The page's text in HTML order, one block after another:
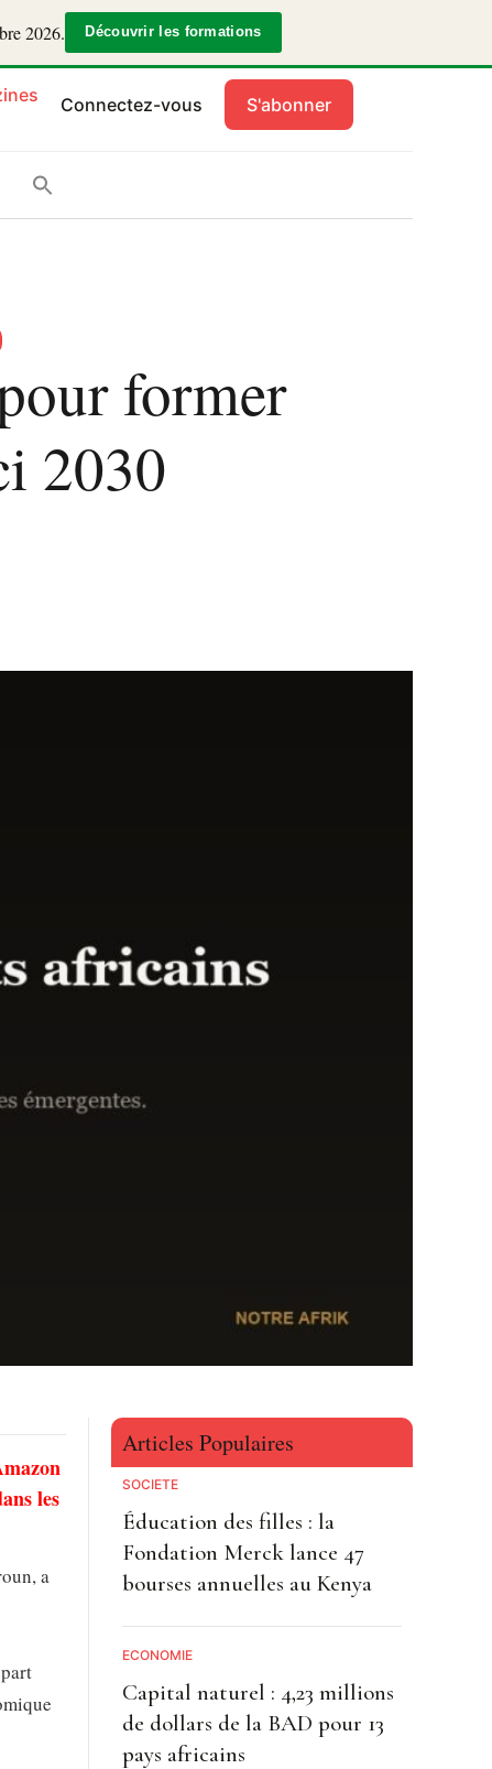
2026. Découvrir les formations
Connectez-vous S'abonner
former
2030
les
a
Articles Populaires
SOCIETE
Éducation des filles : la
Fondation Merck lance 47
bourses annuelles au Kenya
ECONOMIE
Capital naturel : 4,23 millions
de dollars de la BAD pour 13
pays africains